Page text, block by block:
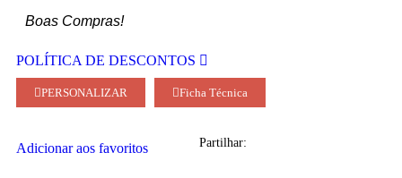
Boas Compras!
POLÍTICA DE DESCONTOS
PERSONALIZAR Ficha Técnica
Adicionar aos favoritos Partilhar: